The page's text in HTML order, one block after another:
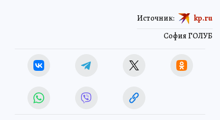
София ГОЛУБ
Источник: kp.ru